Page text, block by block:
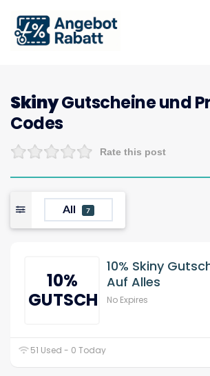
SkinyGutscheine und
Codes
Rate this post
All 7
10%
GUTSCHEIN
10% Skiny
Auf Alles
No Expires
51 Used - 0 Today